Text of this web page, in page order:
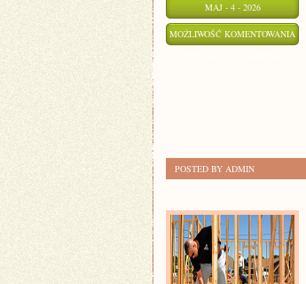
MAJ - 4 - 2026
MOŻLIWOŚĆ KOMENTOWANIA
POSTED BY ADMIN